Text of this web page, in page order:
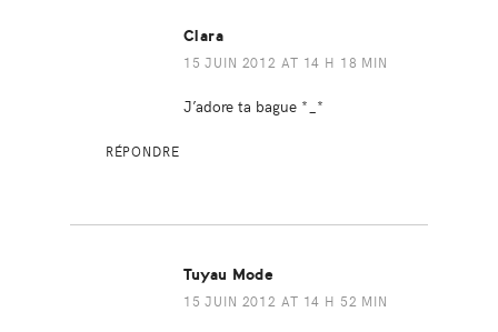
Clara
15 JUIN 2012 AT 14 H 18 MIN
J’adore ta bague *_*
RÉPONDRE
Tuyau Mode
15 JUIN 2012 AT 14 H 52 MIN